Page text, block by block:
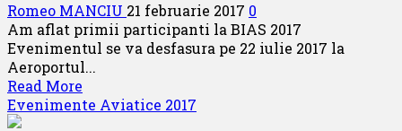
Romeo MANCIU 21 februarie 2017 0
Am aflat primii participanti la BIAS 2017
Evenimentul se va desfasura pe 22 iulie 2017 la
Aeroportul...
Read More
more
Evenimente Aviatice 2017